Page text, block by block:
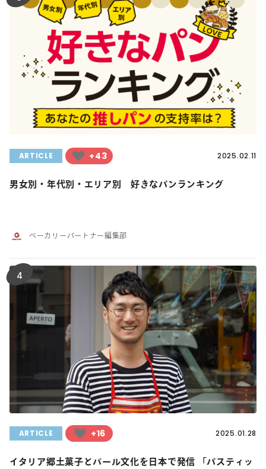
ARTICLE +43 2025.02.11
男女別・年代別・エリア別 好きなパンランキング
ベーカリーパートナー編集部
4
ARTICLE +16 2025.01.28
イタリア郷土菓子とバール文化を日本で発信 「パスティッ